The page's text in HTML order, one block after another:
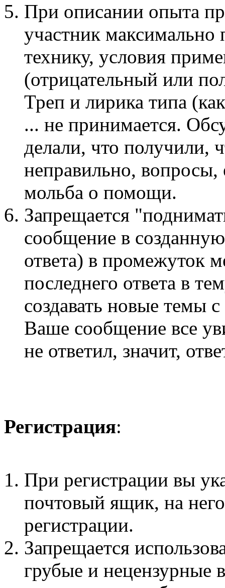
При описании опыта
участник максимально
технику, условия
(отрицательный или
Треп и лирика типа
... не принимается.
делали, что получили,
неправильно, вопросы,
мольба о помощи.
Запрещается
сообщение в
ответа) в промежуток
последнего ответа в
создавать новые темы
Ваше сообщение все
не ответил, значит,
Регистрация:
При регистрации вы
почтовый ящик, на
регистрации.
Запрещается
грубые и нецензурные